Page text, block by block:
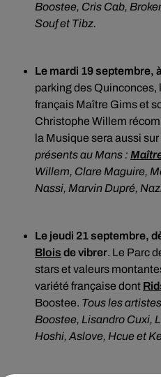
Boostee, Cris Cab,
Souf et Tibz.
Le mardi 19 septembre,
parking des Quinconces,
français Maître Gims et
Christophe Willem
la Musique sera aussi sur
présents au Mans :
Willem, Clare Maguire,
Nassi, Marvin Dupré,
Le jeudi 21 septembre,
Blois de vibrer. Le Parc
stars et valeurs
variété française dont
Boostee. Tous les
Boostee, Lisandro Cuxi,
Hoshi, Aslove, Hcue et